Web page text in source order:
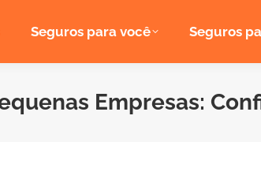
Seguros para você Seguros
Empresas: